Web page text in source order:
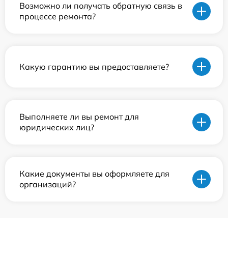
Возможно ли получать обратную связь в
процессе ремонта?
Какую гарантию вы предоставляете?
Выполняете ли вы ремонт для
юридических лиц?
Какие документы вы оформляете для
организаций?